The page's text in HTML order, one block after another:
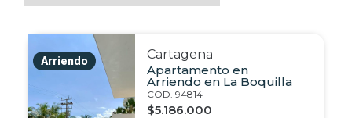
Arriendo
Cartagena
Apartamento en
Arriendo en La Boquilla
COD. 94814
$5.186.000